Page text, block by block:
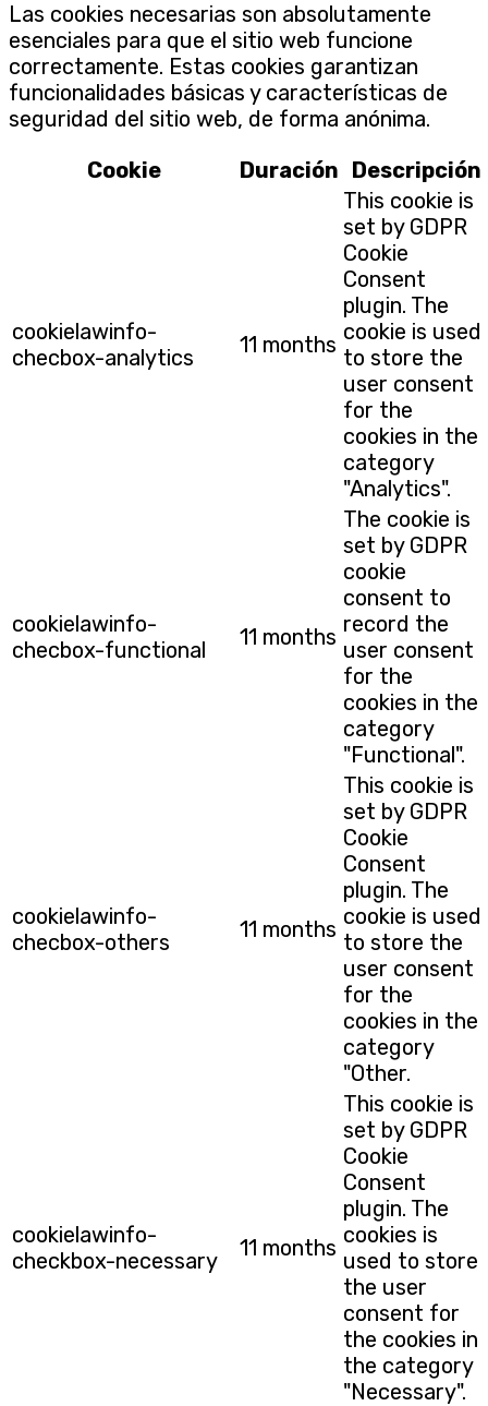
Las cookies necesarias son absolutamente
esenciales para que el sitio web funcione
correctamente. Estas cookies garantizan
funcionalidades básicas y características de
seguridad del sitio web, de forma anónima.
Cookie
Duración Descripción
cookielawinfo-
checbox-analytics
11 months
This cookie is
set by GDPR
Cookie
Consent
plugin. The
cookie is used
to store the
user consent
for the
cookies in the
category
"Analytics".
cookielawinfo-
checbox-functional
11 months
The cookie is
set by GDPR
cookie
consent to
record the
user consent
for the
cookies in the
category
"Functional".
cookielawinfo-
checbox-others
11 months
This cookie is
set by GDPR
Cookie
Consent
plugin. The
cookie is used
to store the
user consent
for the
cookies in the
category
"Other.
cookielawinfo-
checkbox-necessary
11 months
This cookie is
set by GDPR
Cookie
Consent
plugin. The
cookies is
used to store
the user
consent for
the cookies in
the category
"Necessary".